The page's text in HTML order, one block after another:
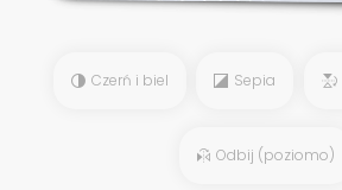
Czerń i biel Sepia
Odbij (poziomo)